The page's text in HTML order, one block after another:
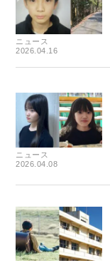
ニュース
2026.04.16
ニュース
2026.04.08